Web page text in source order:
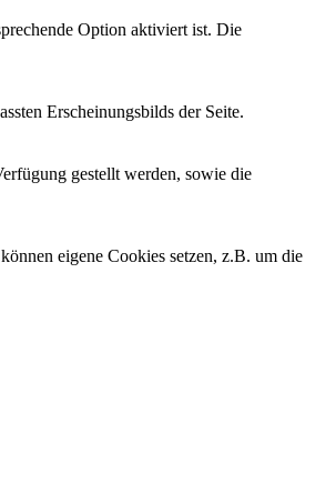
Option aktiviert ist. Die
Erscheinungsbilds der Seite.
gestellt werden, sowie die
eigene Cookies setzen, z.B. um die